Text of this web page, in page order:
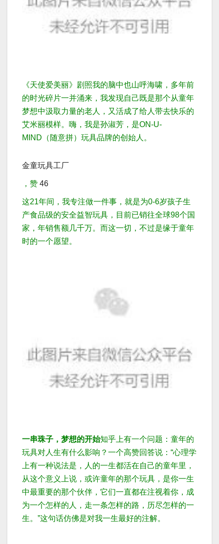
《天使爱美丽》剧照我的脑中也山呼海啸，多年前
的时光碎片一并涌来 ，我发现自己既是那个从童年
梦想中汲取力量的老人，又活成了给人带去快乐的
艾米丽模样。 嗨，我是孙淑芳，是ON-U-
MIND（随意拼）玩具品牌的创始人。
金童玩具工厂
，赞 46
这21年间，我专注做一件事，就是为0-6岁孩子生
产食品级的安全益智玩具，目前已销往全球98个国
家，年销售额几千万。 而这一切，不过是缘于童年
时的一个愿望。
一串珠子，梦想的开始知乎上有一个问题：童年的
玩具对人生有什么影响？一个高赞回答说：“心理学
上有一种说法是，人的一生都活在自己的童年里，
从这个意义上说，或许童年的那个玩具，是你一生
中最重要的那个伙伴，它们一直都在注视着你，成
为一个怎样的人，走一条怎样的路，历尽怎样的一
生。”这句话仿佛是对我一生最好的注解。